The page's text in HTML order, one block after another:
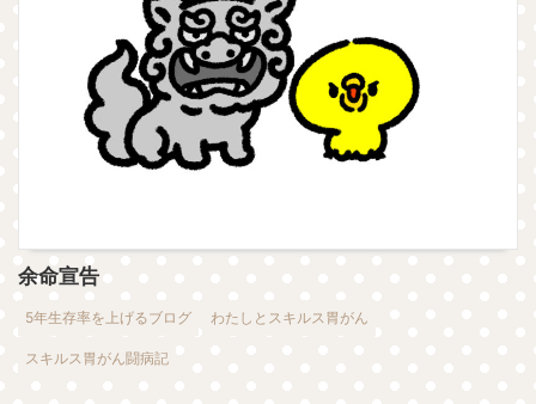
余命宣告
5年生存率を上げるブログ わたしとスキルス胃がん
スキルス胃がん闘病記